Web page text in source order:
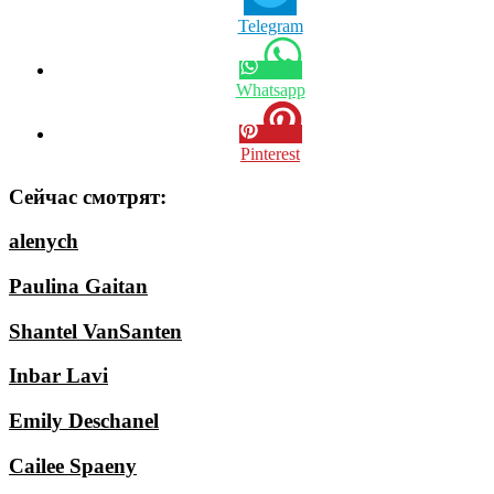
Telegram
Whatsapp
Pinterest
Сейчас смотрят:
alenych
Paulina Gaitan
Shantel VanSanten
Inbar Lavi
Emily Deschanel
Cailee Spaeny